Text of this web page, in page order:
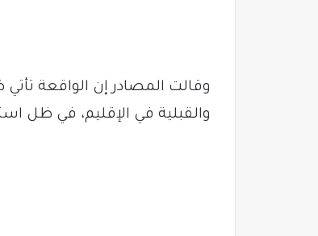
وقالت المصادر إن الواقعة
والقبلية في الإقليم، في ظل